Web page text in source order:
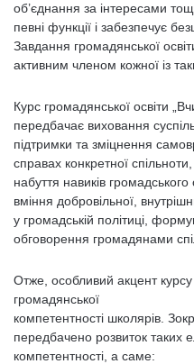
об’єднання за інтересами
певні функції і забезпечує
Завдання громадянської
активним членом кожної із
Курс громадянської освіти
передбачає виховання
підтримки та зміцнення
справах конкретної
набуття навиків
вміння добровільної,
у громадській політиці,
обговорення громадянами
Отже, особливий акцент
громадянської
компетентності школярів.
передбачено розвиток таких
компетентності, а саме: